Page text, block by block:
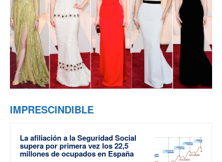
IMPRESCINDIBLE
La afiliación a la Seguridad Social
supera por primera vez los 22,5
millones de ocupados en España